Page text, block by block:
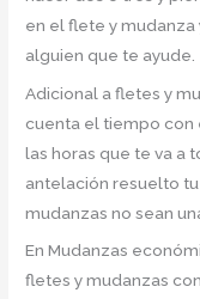
en el flete y mudanza
alguien que te ayude.
Adicional a fletes y
cuenta el tiempo con
las horas que te va a
antelación resuelto
mudanzas no sean
En Mudanzas
fletes y mudanzas